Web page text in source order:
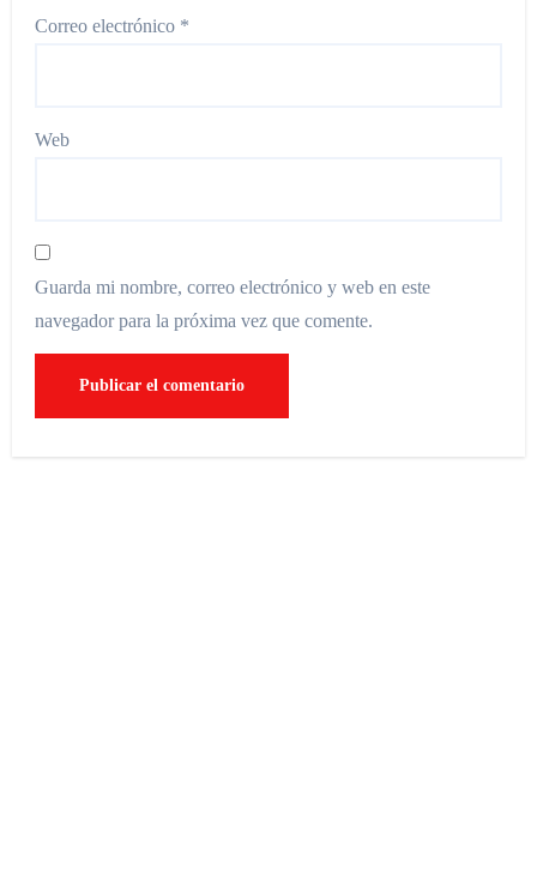
Correo electrónico *
Web
Guarda mi nombre, correo electrónico y web en este
navegador para la próxima vez que comente.